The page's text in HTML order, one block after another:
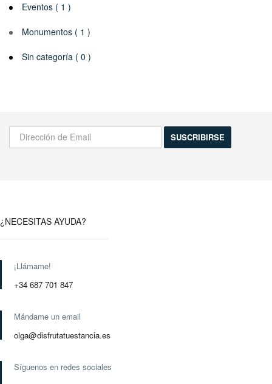
Eventos ( 1 )
Monumentos ( 1 )
Sin categoría ( 0 )
¿NECESITAS AYUDA?
¡Llámame!
+34 687 701 847
Mándame un email
olga@disfrutatuestancia.es
Síguenos en redes sociales